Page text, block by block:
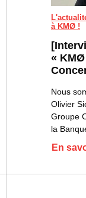
à KMØ !
«
Nous
Olivier
Groupe
la
En